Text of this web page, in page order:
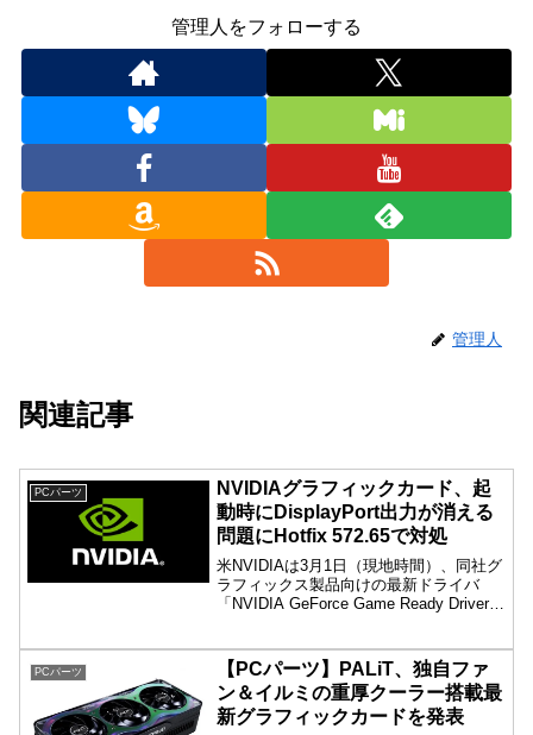
管理人をフォローする
管理人
関連記事
PCパーツ
NVIDIAグラフィックカード、起
動時にDisplayPort出力が消える
問題にHotfix 572.65で対処
米NVIDIAは3月1日（現地時間）、同社グ
ラフィックス製品向けの最新ドライバ
「NVIDIA GeForce Game Ready Driver
位置づけ...
PCパーツ
【PCパーツ】PALiT、独自ファ
ン＆イルミの重厚クーラー搭載最
新グラフィックカードを発表